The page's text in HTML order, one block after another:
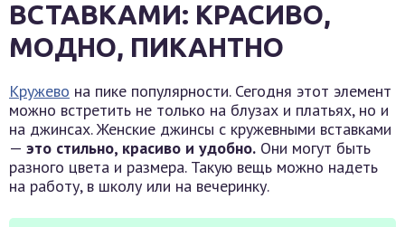
ВСТАВКАМИ: КРАСИВО,
МОДНО, ПИКАНТНО
Кружево на пике популярности. Сегодня этот элемент
можно встретить не только на блузах и платьях, но и
на джинсах. Женские джинсы с кружевными вставками
— это стильно, красиво и удобно. Они могут быть
разного цвета и размера. Такую вещь можно надеть
на работу, в школу или на вечеринку.